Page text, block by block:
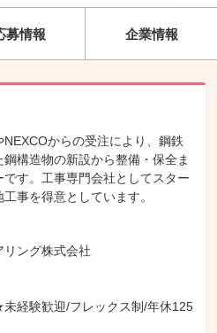
募情報 企業情報
からの受注により、鋼鉄
構造物の新設から整備・保全ま
す。工事専門会社としてスター
事を得意としています。
リング株式会社
経験歓迎/フレックス制/年休125